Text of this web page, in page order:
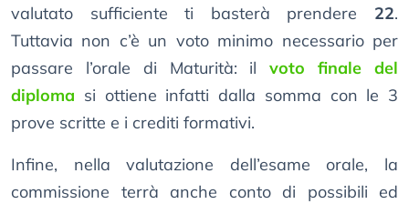
valutato sufficiente ti basterà prendere 22.
Tuttavia non c’è un voto minimo necessario per
passare l’orale di Maturità: ilvoto finale del
diploma si ottiene infatti dalla somma con le 3
prove scritte e i crediti formativi.
Infine, nella valutazione dell’esame orale, la
commissione terrà anche conto di possibili ed